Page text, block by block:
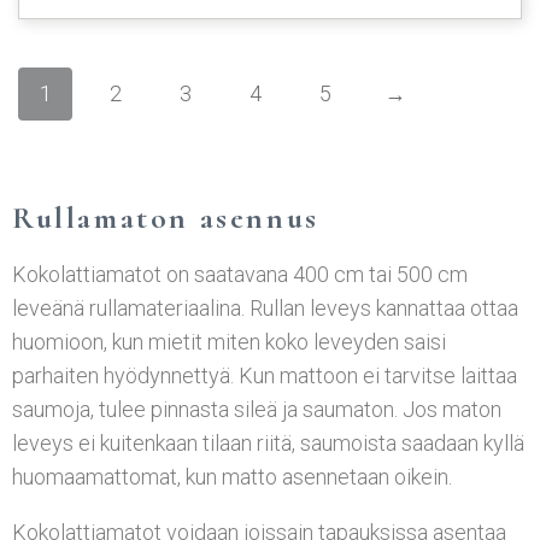
1 2 3 4 5 →
Rullamaton asennus
Kokolattiamatot on saatavana 400 cm tai 500 cm
leveänä rullamateriaalina. Rullan leveys kannattaa ottaa
huomioon, kun mietit miten koko leveyden saisi
parhaiten hyödynnettyä. Kun mattoon ei tarvitse laittaa
saumoja, tulee pinnasta sileä ja saumaton. Jos maton
leveys ei kuitenkaan tilaan riitä, saumoista saadaan kyllä
huomaamattomat, kun matto asennetaan oikein.
Kokolattiamatot voidaan joissain tapauksissa asentaa